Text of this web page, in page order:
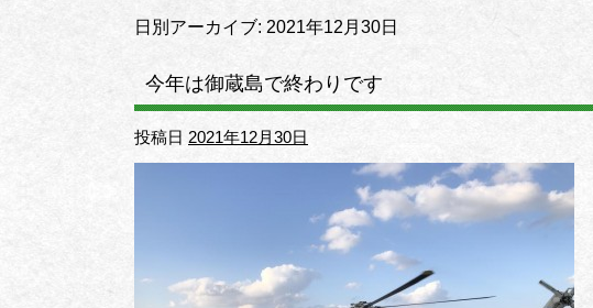
日別アーカイブ: 2021年12月30日
今年は御蔵島で終わりです
投稿日 2021年12月30日